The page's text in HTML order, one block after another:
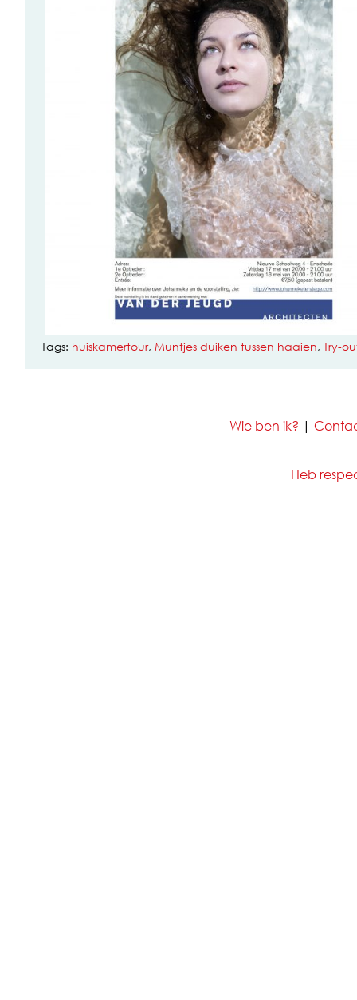
Tags: huiskamertour, Muntjes duiken tussen haaien, Try-
Wie ben ik? |
Heb